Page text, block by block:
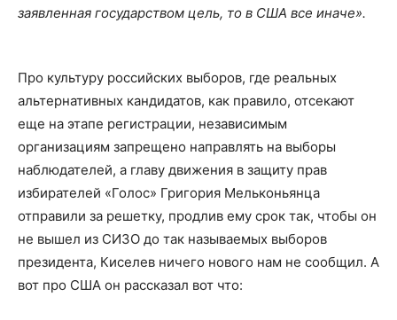
заявленная государством цель, то в США все иначе».
Про культуру российских выборов, где реальных
альтернативных кандидатов, как правило, отсекают
еще на этапе регистрации, независимым
организациям запрещено направлять на выборы
наблюдателей, а главу движения в защиту прав
избирателей «Голос» Григория Мельконьянца
отправили за решетку, продлив ему срок так, чтобы он
не вышел из СИЗО до так называемых выборов
президента, Киселев ничего нового нам не сообщил. А
вот про США он рассказал вот что: